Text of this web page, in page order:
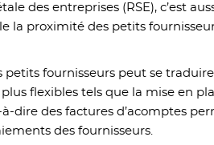
des entreprises (RSE), c’est
la proximité des petits
petits fournisseurs peut se
flexibles tels que la mise en
dire des factures d’acomptes
des fournisseurs.